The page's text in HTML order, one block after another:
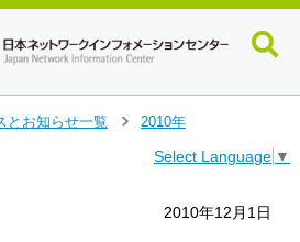
とお知らせ一覧
2010年
Select Language ▼
2010年12月1日